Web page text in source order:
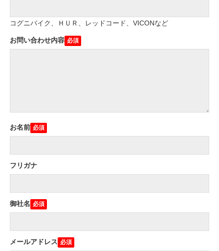
コグニバイク、ＨＵＲ、レッドコード、VICONなど
お問い合わせ内容
お名前
フリガナ
御社名
メールアドレス